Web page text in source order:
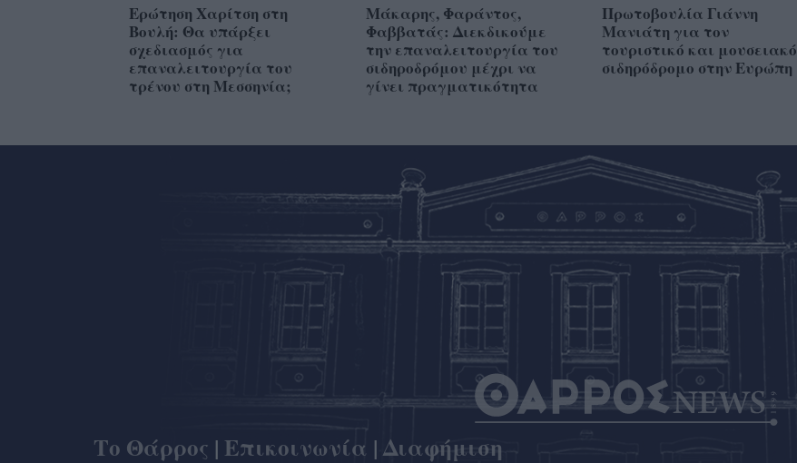
Ερώτηση Χαρίτση στη
Βουλή: Θα υπάρξει
σχεδιασμός για
επαναλειτουργία του
τρένου στη Μεσσηνία;
Μάκαρης, Φαράντος,
Φαββατάς: Διεκδικούμε
την επαναλειτουργία του
σιδηροδρόμου μέχρι να
γίνει πραγματικότητα
Πρωτοβουλία Γιάννη
Μανιάτη για τον
τουριστικό και μουσειακό
σιδηρόδρομο στην Ευρώπη
Το Θάρρος | Επικοινωνία |Διαφήμιση